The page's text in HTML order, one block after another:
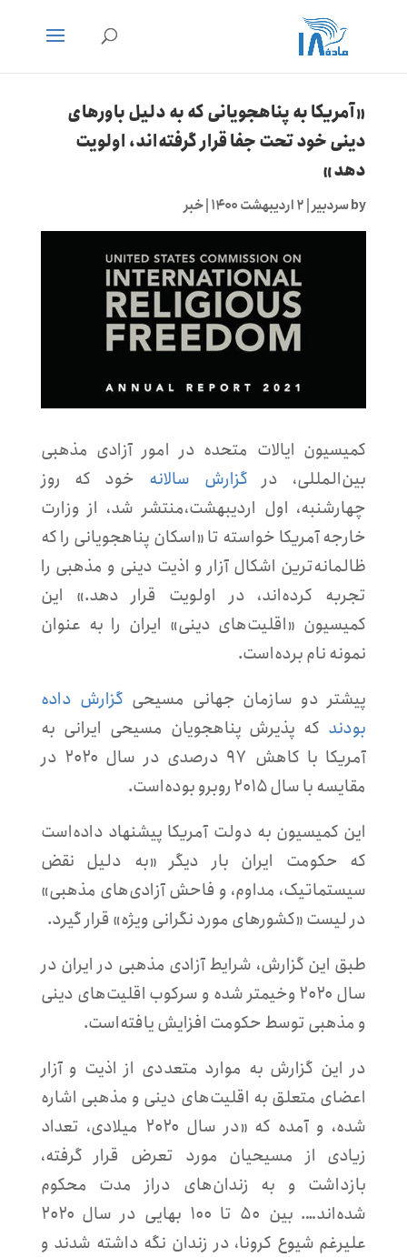
«آمریکا به پناهجویانی که به دلیل باورهای
دینی خود تحت جفا قرار گرفته‌اند، اولویت
دهد»
byسردبیر| ۲ اردیبهشت ۱۴۰۰ خبر
کمیسیون ایالات متحده در امور آزادی مذهبی
بین‌المللی، در گزارش سالانه خود که روز
چهارشنبه، اول اردیبهشت،منتشر شد، از وزارت
خارجه آمریکا خواسته تا «اسکان پناهجویانی را که
ظالمانه‌ترین اشکال آزار و اذیت دینی و مذهبی را
تجربه کرده‌اند، در اولویت قرار دهد.» این
کمیسیون «اقلیت‌های دینی» ایران را به عنوان
نمونه نام برده‌است.
پیشتر دو سازمان جهانی مسیحی گزارش داده
بودند که پذیرش پناهجویان مسیحی ایرانی به
آمریکا با کاهش ۹۷ درصدی در سال ۲۰۲۰ در
مقایسه با سال ۲۰۱۵ روبرو بوده‌است.
این کمیسیون به دولت آمریکا پیشنهاد داده‌است
که حکومت ایران بار دیگر «به دلیل نقض
سیستماتیک، مداوم، و فاحش آزادی‌های مذهبی»
در لیست «کشورهای مورد نگرانی ویژه» قرار گیرد.
طبق این گزارش، شرایط آزادی مذهبی در ایران در
سال ۲۰۲۰ وخیمتر شده و سرکوب اقلیت‌های دینی
و مذهبی توسط حکومت افزایش یافته‌است.
در این گزارش به موارد متعددی از اذیت و آزار
اعضای متعلق به اقلیت‌های دینی و مذهبی اشاره
شده، و آمده که «در سال ۲۰۲۰ میلادی، تعداد
زیادی از مسیحیان مورد تعرض قرار گرفته،
بازداشت و به زندان‌های دراز مدت محکوم
شده‌اند…. بین ۵۰ تا ۱۰۰ بهایی در سال ۲۰۲۰
علیرغم شیوع کرونا، در زندان نگه داشته شدند و